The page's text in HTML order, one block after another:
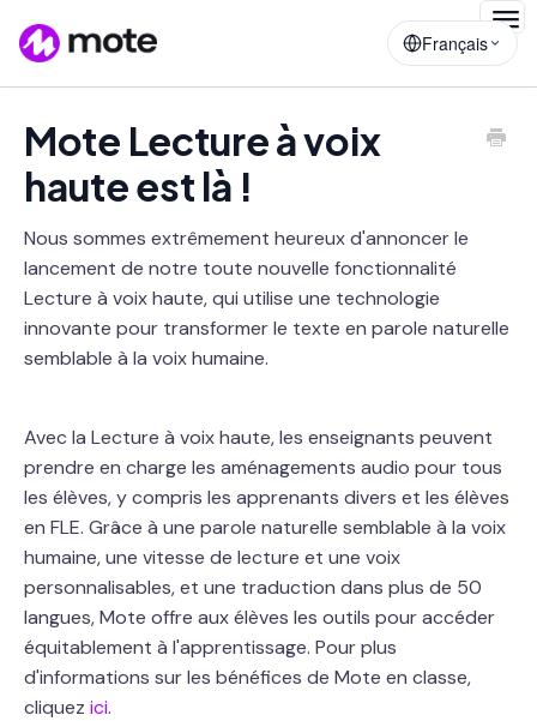
Français
Mote Lecture à voix
haute est là !
Nous sommes extrêmement heureux d'annoncer le
lancement de notre toute nouvelle fonctionnalité
Lecture à voix haute, qui utilise une technologie
innovante pour transformer le texte en parole naturelle
semblable à la voix humaine.
Avec la Lecture à voix haute, les enseignants peuvent
prendre en charge les aménagements audio pour tous
les élèves, y compris les apprenants divers et les élèves
en FLE. Grâce à une parole naturelle semblable à la voix
humaine, une vitesse de lecture et une voix
personnalisables, et une traduction dans plus de 50
langues, Mote offre aux élèves les outils pour accéder
équitablement à l'apprentissage. Pour plus
d'informations sur les bénéfices de Mote en classe,
cliquez ici.